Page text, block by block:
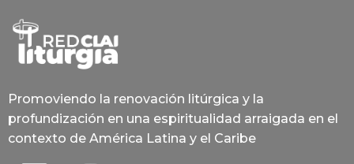
Promoviendo la renovación litúrgica y la
profundización en una espiritualidad arraigada en el
contexto de América Latina y el Caribe